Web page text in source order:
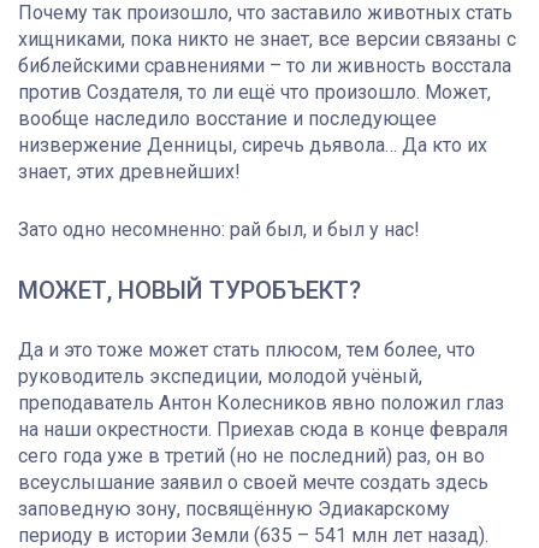
Почему так произошло, что заставило животных стать
хищниками, пока никто не знает, все версии связаны с
библейскими сравнениями – то ли живность восстала
против Создателя, то ли ещё что произошло. Может,
вообще наследило восстание и последующее
низвержение Денницы, сиречь дьявола… Да кто их
знает, этих древнейших!
Зато одно несомненно: рай был, и был у нас!
МОЖЕТ, НОВЫЙ ТУРОБЪЕКТ?
Да и это тоже может стать плюсом, тем более, что
руководитель экспедиции, молодой учёный,
преподаватель Антон Колесников явно положил глаз
на наши окрестности. Приехав сюда в конце февраля
сего года уже в третий (но не последний) раз, он во
всеуслышание заявил о своей мечте создать здесь
заповедную зону, посвящённую Эдиакарскому
периоду в истории Земли (635 – 541 млн лет назад).